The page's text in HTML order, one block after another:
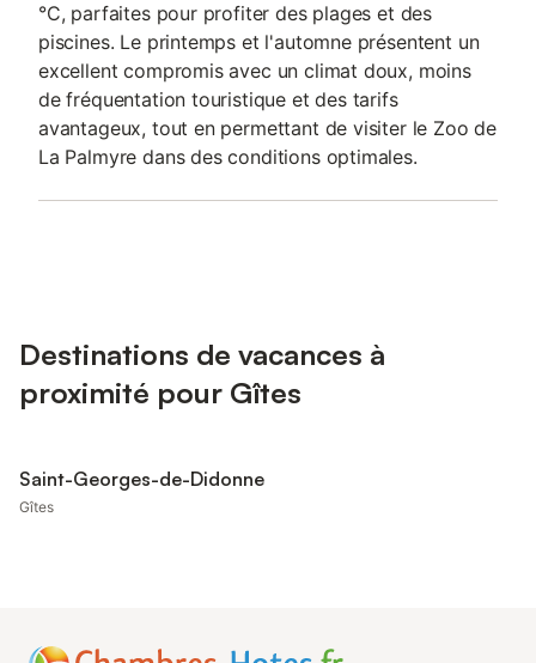
°C, parfaites pour profiter des plages et des
piscines. Le printemps et l'automne présentent un
excellent compromis avec un climat doux, moins
de fréquentation touristique et des tarifs
avantageux, tout en permettant de visiter le Zoo de
La Palmyre dans des conditions optimales.
Destinations de vacances à
proximité pour Gîtes
Saint-Georges-de-Didonne
Gîtes